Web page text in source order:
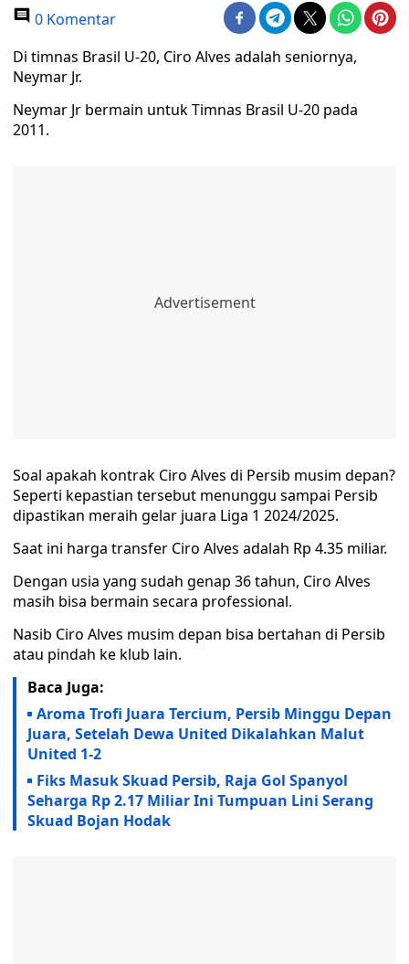
0 Komentar
Di timnas Brasil U-20, Ciro Alves adalah seniornya,
Neymar Jr.
Neymar Jr bermain untuk Timnas Brasil U-20 pada
2011.
Soal apakah kontrak Ciro Alves di Persib musim depan?
Seperti kepastian tersebut menunggu sampai Persib
dipastikan meraih gelar juara Liga 1 2024/2025.
Saat ini harga transfer Ciro Alves adalah Rp 4.35 miliar.
Dengan usia yang sudah genap 36 tahun, Ciro Alves
masih bisa bermain secara professional.
Nasib Ciro Alves musim depan bisa bertahan di Persib
atau pindah ke klub lain.
Baca Juga:
Aroma Trofi Juara Tercium, Persib Minggu Depan
Juara, Setelah Dewa United Dikalahkan Malut
United 1-2
Fiks Masuk Skuad Persib, Raja Gol Spanyol
Seharga Rp 2.17 Miliar Ini Tumpuan Lini Serang
Skuad Bojan Hodak